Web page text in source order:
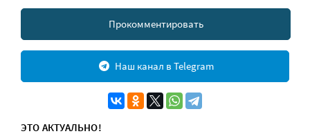
Прокомментировать
Наш канал в Telegram
ЭТО АКТУАЛЬНО!